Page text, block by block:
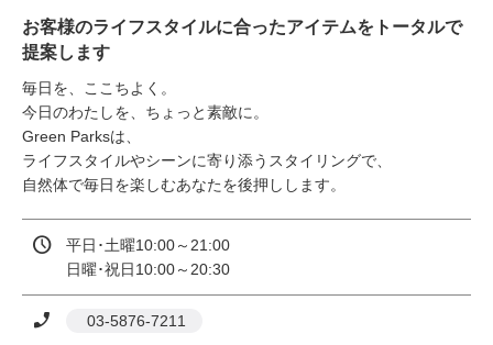
お客様のライフスタイルに合ったアイテムをトータルで
提案します
毎日を、ここちよく。
今日のわたしを、ちょっと素敵に。
Green Parksは、
ライフスタイルやシーンに寄り添うスタイリングで、
自然体で毎日を楽しむあなたを後押しします。
平日･土曜10:00～21:00
日曜･祝日10:00～20:30
03-5876-7211